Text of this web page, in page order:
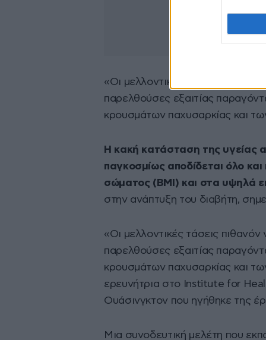
«Οι μελλοντικές τάσεις πιθανόν
παρελθούσες εξαιτίας
κρουσμάτων παχυσαρκίας και
Η κακή κατάσταση της υγείας
παγκοσμίως αποδίδεται όλο
σώματος (BMI) και στα υψηλά
στην ανάπτυξη του διαβήτη,
«Οι μελλοντικές τάσεις πιθανόν
παρελθούσες εξαιτίας
κρουσμάτων παχυσαρκίας και
ερευνήτρια στο Institute for
Ουάσινγκτον που ηγήθηκε της
Μια συνοδευτική μελέτη που